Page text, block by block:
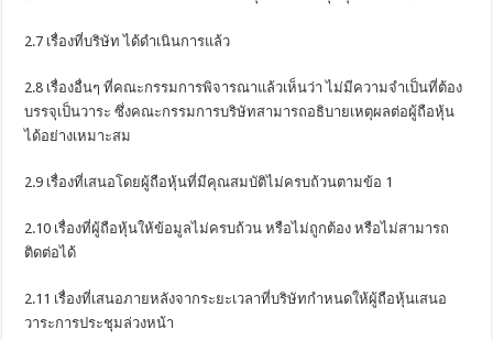
2.7 เรื่องที่บริษัท ได้ดำเนินการแล้ว
2.8 เรื่องอื่นๆ ที่คณะกรรมการพิจารณาแล้วเห็นว่า ไม่มีความจำเป็นที่ต้อง
บรรจุเป็นวาระ ซึ่งคณะกรรมการบริษัทสามารถอธิบายเหตุผลต่อผู้ถือหุ้น
ได้อย่างเหมาะสม
2.9 เรื่องที่เสนอโดยผู้ถือหุ้นที่มีคุณสมบัติไม่ครบถ้วนตามข้อ 1
2.10 เรื่องที่ผู้ถือหุ้นให้ข้อมูลไม่ครบถ้วน หรือไม่ถูกต้อง หรือไม่สามารถ
ติดต่อได้
2.11 เรื่องที่เสนอภายหลังจากระยะเวลาที่บริษัทกำหนดให้ผู้ถือหุ้นเสนอ
วาระการประชุมล่วงหน้า